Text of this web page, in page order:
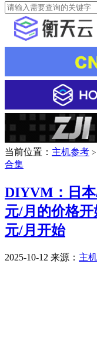
当前位置： 主机参考 >
合集
DIYVM：日
元/月的价格
元/月开始
2025-10-12 来源： 主